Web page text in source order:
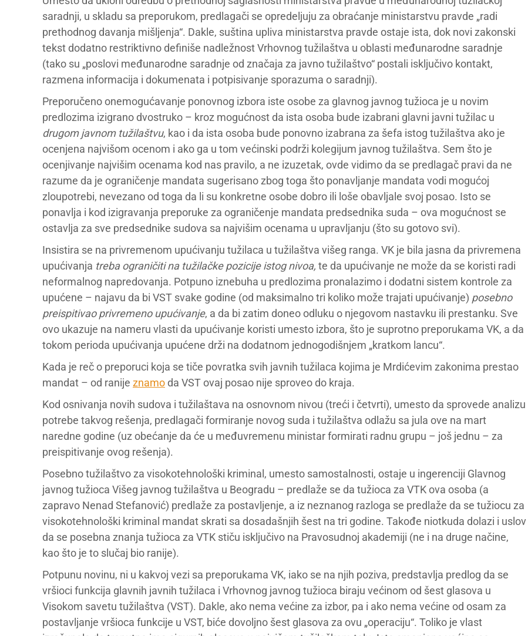
saradnji, u skladu sa preporukom, predlagači se opredeljuju za obraćanje ministarstvu pravde „radi
prethodnog davanja mišljenja“. Dakle, suština upliva ministarstva pravde ostaje ista, dok novi zakonski
tekst dodatno restriktivno definiše nadležnost Vrhovnog tužilaštva u oblasti međunarodne saradnje
(tako su „poslovi međunarodne saradnje od značaja za javno tužilaštvo“ postali isključivo kontakt,
razmena informacija i dokumenata i potpisivanje sporazuma o saradnji).
Preporučeno onemogućavanje ponovnog izbora iste osobe za glavnog javnog tužioca je u novim
predlozima izigrano dvostruko – kroz mogućnost da ista osoba bude izabrani glavni javni tužilac u
drugom javnom tužilaštvu, kao i da ista osoba bude ponovno izabrana za šefa istog tužilaštva ako je
ocenjena najvišom ocenom i ako ga u tom većinski podrži kolegijum javnog tužilaštva. Sem što je
ocenjivanje najvišim ocenama kod nas pravilo, a ne izuzetak, ovde vidimo da se predlagač pravi da ne
razume da je ograničenje mandata sugerisano zbog toga što ponavljanje mandata vodi mogućoj
zloupotrebi, nevezano od toga da li su konkretne osobe dobro ili loše obavljale svoj posao. Isto se
ponavlja i kod izigravanja preporuke za ograničenje mandata predsednika suda – ova mogućnost se
ostavlja za sve predsednike sudova sa najvišim ocenama u upravljanju (što su gotovo svi).
Insistira se na privremenom upućivanju tužilaca u tužilaštva višeg ranga. VK je bila jasna da privremena
upućivanja treba ograničiti na tužilačke pozicije istog nivoa, te da upućivanje ne može da se koristi radi
neformalnog napredovanja. Potpuno iznebuha u predlozima pronalazimo i dodatni sistem kontrole za
upućene – najavu da bi VST svake godine (od maksimalno tri koliko može trajati upućivanje) posebno
preispitivao privremeno upućivanje, a da bi zatim doneo odluku o njegovom nastavku ili prestanku. Sve
ovo ukazuje na nameru vlasti da upućivanje koristi umesto izbora, što je suprotno preporukama VK, a da
tokom perioda upućivanja upućene drži na dodatnom jednogodišnjem „kratkom lancu“.
Kada je reč o preporuci koja se tiče povratka svih javnih tužilaca kojima je Mrdićevim zakonima prestao
mandat – od ranije znamo da VST ovaj posao nije sproveo do kraja.
Kod osnivanja novih sudova i tužilaštava na osnovnom nivou (treći i četvrti), umesto da sprovede analizu
potrebe takvog rešenja, predlagači formiranje novog suda i tužilaštva odlažu sa jula ove na mart
naredne godine (uz obećanje da će u međuvremenu ministar formirati radnu grupu – još jednu – za
preispitivanje ovog rešenja).
Posebno tužilaštvo za visokotehnološki kriminal, umesto samostalnosti, ostaje u ingerenciji Glavnog
javnog tužioca Višeg javnog tužilaštva u Beogradu – predlaže se da tužioca za VTK ova osoba (a
zapravo Nenad Stefanović) predlaže za postavljenje, a iz neznanog razloga se predlaže da se tužiocu za
visokotehnološki kriminal mandat skrati sa dosadašnjih šest na tri godine. Takođe niotkuda dolazi i uslov
da se posebna znanja tužioca za VTK stiču isključivo na Pravosudnoj akademiji (ne i na druge načine,
kao što je to slučaj bio ranije).
Potpunu novinu, ni u kakvoj vezi sa preporukama VK, iako se na njih poziva, predstavlja predlog da se
vršioci funkcija glavnih javnih tužilaca i Vrhovnog javnog tužioca biraju većinom od šest glasova u
Visokom savetu tužilaštva (VST). Dakle, ako nema većine za izbor, pa i ako nema većine od osam za
postavljanje vršioca funkcije u VST, biće dovoljno šest glasova za ovu „operaciju“. Toliko je vlast